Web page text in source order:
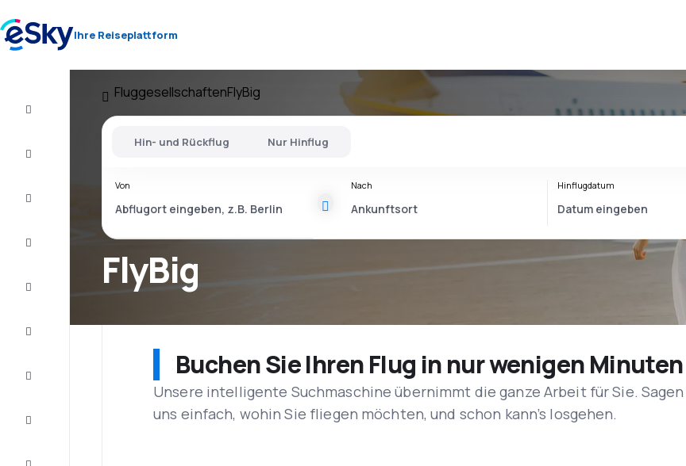
Ihre Reiseplattform
FluggesellschaftenFlyBig
FlyBig
Hin- und Rückflug Nur Hinflug
Von Nach Hinflugdatum
Buchen Sie Ihren Flug in nur wenigen
Unsere intelligente Suchmaschine übernimmt die ganze Arbeit für Sie. Sagen
uns einfach, wohin Sie fliegen möchten, und schon kann’s losgehen.